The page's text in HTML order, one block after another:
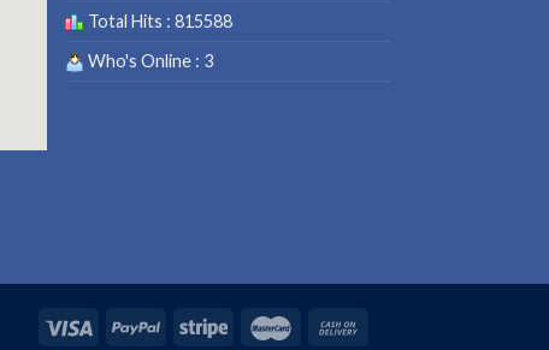
Total Hits : 815588
Who's Online : 3